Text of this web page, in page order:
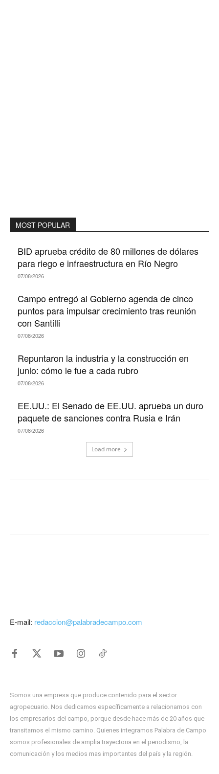
MOST POPULAR
BID aprueba crédito de 80 millones de dólares
para riego e infraestructura en Río Negro
07/08/2026
Campo entregó al Gobierno agenda de cinco
puntos para impulsar crecimiento tras reunión
con Santilli
07/08/2026
Repuntaron la industria y la construcción en
junio: cómo le fue a cada rubro
07/08/2026
EE.UU.: El Senado de EE.UU. aprueba un duro
paquete de sanciones contra Rusia e Irán
07/08/2026
Load more
E-mail: redaccion@palabradecampo.com
Somos una empresa que produce contenido para el sector
agropecuario. Nos dedicamos específicamente a relacionarnos con
los empresarios del campo, porque desde hace más de 20 años que
transitamos el mismo camino. Quienes integramos Palabra de Campo
somos profesionales de amplia trayectoria en el periodismo, la
comunicación y los medios mas importantes del país y la región.